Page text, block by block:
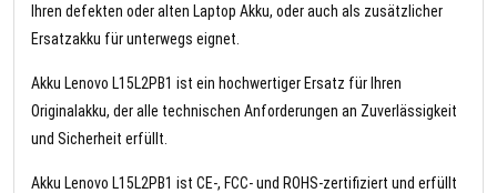
Ihren defekten oder alten Laptop Akku, oder auch als zusätzlicher
Ersatzakku für unterwegs eignet.
Akku Lenovo L15L2PB1 ist ein hochwertiger Ersatz für Ihren
Originalakku, der alle technischen Anforderungen an Zuverlässigkeit
und Sicherheit erfüllt.
Akku Lenovo L15L2PB1 ist CE-, FCC- und ROHS-zertifiziert und erfüllt